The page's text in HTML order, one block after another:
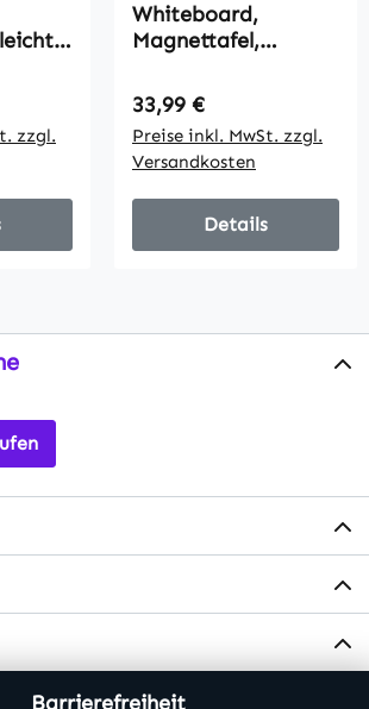
1,8 x
zzgl.
Whiteboard,
Magnettafel,
Zubehör, 4 Stifte, 1
Schwamm, 10
Magnete, Weiß +
Silber
Regulärer Preis:
33,99 €
Preise inkl. MwSt. zzgl.
Versandkosten
Details
Barrierefreiheit